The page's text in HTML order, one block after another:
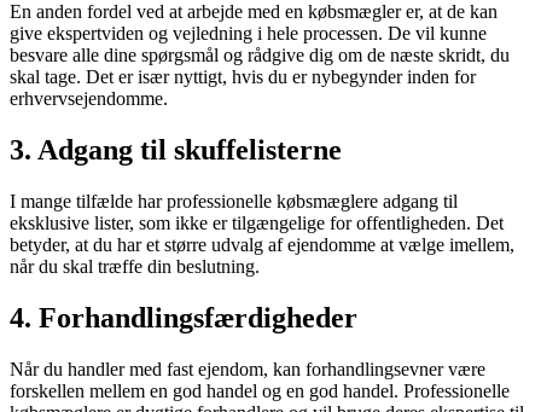
En anden fordel ved at arbejde med en købsmægler er, at de kan
give ekspertviden og vejledning i hele processen. De vil kunne
besvare alle dine spørgsmål og rådgive dig om de næste skridt, du
skal tage. Det er især nyttigt, hvis du er nybegynder inden for
erhvervsejendomme.
3. Adgang til skuffelisterne
I mange tilfælde har professionelle købsmæglere adgang til
eksklusive lister, som ikke er tilgængelige for offentligheden. Det
betyder, at du har et større udvalg af ejendomme at vælge imellem,
når du skal træffe din beslutning.
4. Forhandlingsfærdigheder
Når du handler med fast ejendom, kan forhandlingsevner være
forskellen mellem en god handel og en god handel. Professionelle